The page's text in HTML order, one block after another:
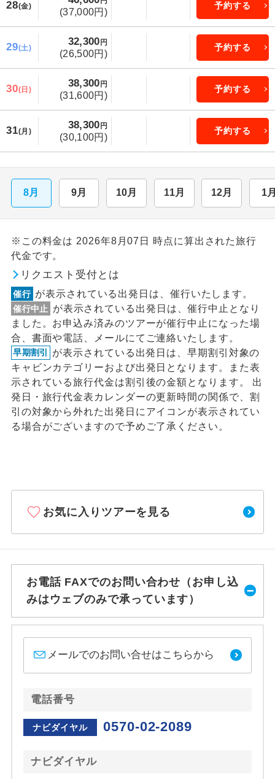
28(金)
(37,000円)
予約する
29(土)
32,300 円
(26,500円)
予約する
30(日)
38,300 円
(31,600円)
予約する
31(月)
38,300 円
(30,100円)
予約する
8月 9月 10月 11月 12月 1
※この料金は 2026年8月07日 時点に算出された旅行
代金です。
リクエスト受付とは
催行 が表示されている出発日は、催行いたします。
催行中止
が表示されている出発日は、催行中止となり
ました。お申込み済みのツアーが催行中止になった場
合、書面や電話、メールにてご連絡いたします。
早期割引
が表示されている出発日は、早期割引対象の
キャビンカテゴリーおよび出発日となります。また表
示されている旅行代金は割引後の金額となります。 出
発日・旅行代金表カレンダーの更新時間の関係で、割
引の対象から外れた出発日にアイコンが表示されてい
る場合がございますので予めご了承ください。
お気に入りツアーを見る
お電話 FAXでのお問い合わせ（お申し込
みはウェブのみで承っています）
メールでのお問い合せはこちらから
電話番号
ナビダイヤル 0570-02-2089
ナビダイヤル